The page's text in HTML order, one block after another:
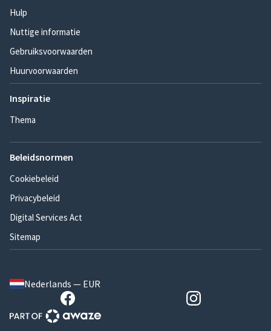
Hulp
Nuttige informatie
Gebruiksvoorwaarden
Huurvoorwaarden
Inspiratie
Thema
Beleidsnormen
Cookiebeleid
Privacybeleid
Digital Services Act
Sitemap
Nederlands — EUR